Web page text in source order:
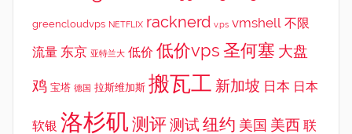
greencloudvps NETFLIX racknerd v.ps vmshell 不限
流量 东京 亚特兰大 低价 低价vps 圣何塞 大盘
鸡 宝塔 德国 拉斯维加斯 搬瓦工 新加坡 日本 日本
软银 洛杉矶 测评测试纽约 美国 美西 联